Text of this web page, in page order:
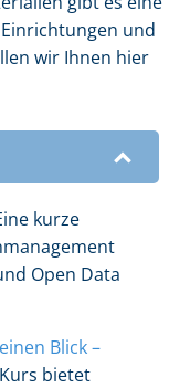
und
wir Ihnen hier
kurze
Open Data
Blick –
bietet